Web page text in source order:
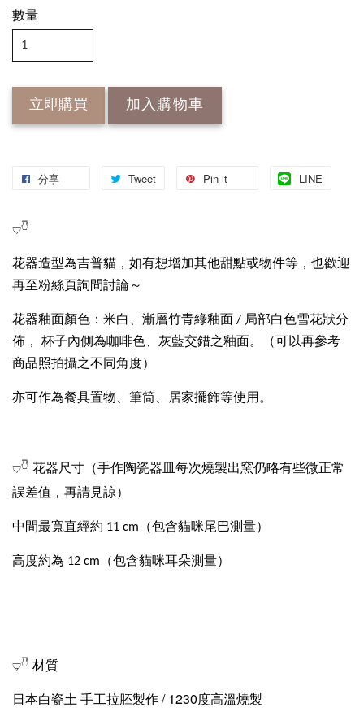
數量
立即購買 加入購物車
分享 Tweet Pin it LINE
𓂑𓎹
花器造型為吉普貓，如有想增加其他甜點或物件等，也歡迎
再至粉絲頁詢問討論～
花器釉面顏色：米白、漸層竹青綠釉面 / 局部白色雪花狀分
佈， 杯子內側為咖啡色、灰藍交錯之釉面。（可以再參考
商品照拍攝之不同角度）
亦可作為餐具置物、筆筒、居家擺飾等使用。
𓂑𓎹 花器尺寸
（手作陶瓷器皿每次燒製出窯仍略有些微正常
誤差值，再請見諒）
中間最寬直經約 11 cm（包含貓咪尾巴測量）
高度約為 12 cm（包含貓咪耳朵測量）
𓂑𓎹 材質
日本白瓷土 手工拉胚製作 / 1230度高溫燒製